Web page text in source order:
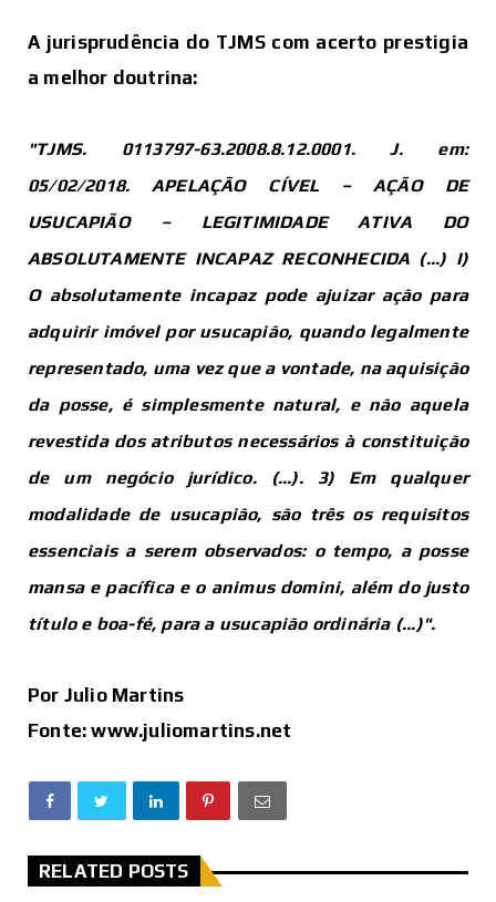
A jurisprudência do TJMS com acerto prestigia
a melhor doutrina:
"TJMS. 0113797-63.2008.8.12.0001. J. em:
05/02/2018. APELAÇÃO CÍVEL – AÇÃO DE
USUCAPIÃO – LEGITIMIDADE ATIVA DO
ABSOLUTAMENTE INCAPAZ RECONHECIDA (...) I)
O absolutamente incapaz pode ajuizar ação para
adquirir imóvel por usucapião, quando legalmente
representado, uma vez que a vontade, na aquisição
da posse, é simplesmente natural, e não aquela
revestida dos atributos necessários à constituição
de um negócio jurídico. (...). 3) Em qualquer
modalidade de usucapião, são três os requisitos
essenciais a serem observados: o tempo, a posse
mansa e pacífica e o animus domini, além do justo
título e boa-fé, para a usucapião ordinária (...)".
Por Julio Martins
Fonte: www.juliomartins.net
RELATED POSTS